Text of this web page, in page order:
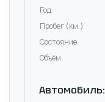
Год
Пробег (км.)
Состояние
Объём
Автомобиль: